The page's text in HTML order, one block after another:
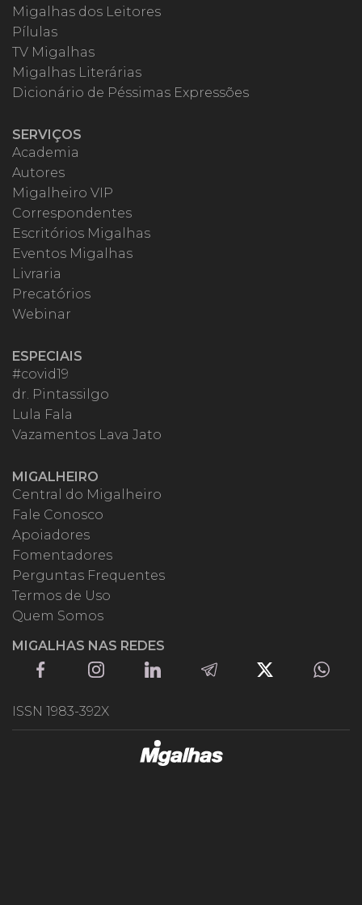
Migalhas dos Leitores
Pílulas
TV Migalhas
Migalhas Literárias
Dicionário de Péssimas Expressões
SERVIÇOS
Academia
Autores
Migalheiro VIP
Correspondentes
Escritórios Migalhas
Eventos Migalhas
Livraria
Precatórios
Webinar
ESPECIAIS
#covid19
dr. Pintassilgo
Lula Fala
Vazamentos Lava Jato
MIGALHEIRO
Central do Migalheiro
Fale Conosco
Apoiadores
Fomentadores
Perguntas Frequentes
Termos de Uso
Quem Somos
MIGALHAS NAS REDES
ISSN 1983-392X